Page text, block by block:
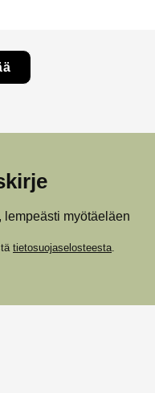
myötäeläen
tietosuojaselosteesta.